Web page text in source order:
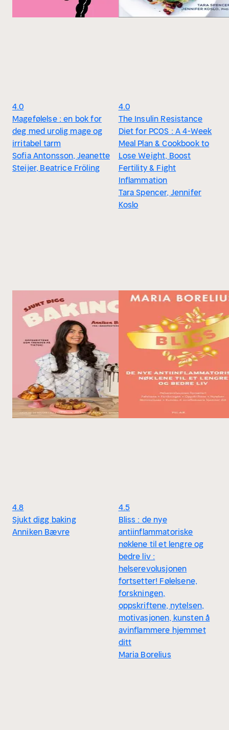
4.0
Magefølelse : en bok for
deg med urolig mage og
irritabel tarm
Sofia Antonsson, Jeanette
Steijer, Beatrice Fröling
4.0
The Insulin Resistance
Diet for PCOS : A 4-Week
Meal Plan & Cookbook to
Lose Weight, Boost
Fertility & Fight
Inflammation
Tara Spencer, Jennifer
Koslo
4.8
Sjukt digg baking
Anniken Bævre
4.5
Bliss : de nye
antiinflammatoriske
nøklene til et lengre og
bedre liv :
helserevolusjonen
fortsetter! Følelsene,
forskningen,
oppskriftene, nytelsen,
motivasjonen, kunsten å
avinflammere hjemmet
ditt
Maria Borelius